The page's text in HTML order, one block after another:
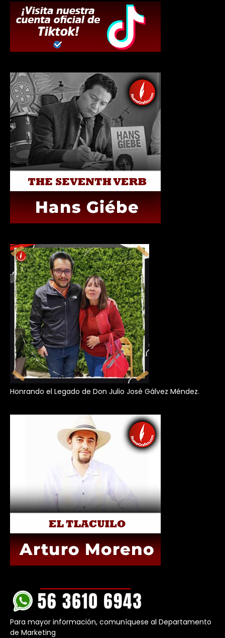
Honrando el Legado de Don Julio José Gálvez Méndez.
Para mayor información, comuníquese al Departamento
de Marketing